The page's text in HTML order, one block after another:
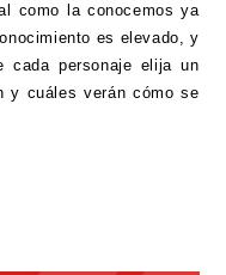
como la conocemos ya
es elevado, y
cada personaje elija un
y cuáles verán cómo se